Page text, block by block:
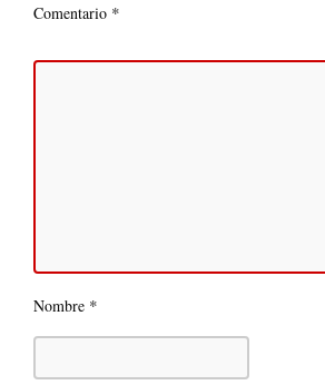
Comentario *
Nombre *